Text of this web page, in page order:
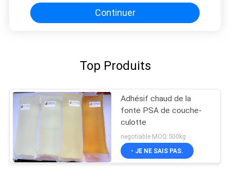
Continuer
Top Produits
Adhésif chaud de la
fonte PSA de couche-
culotte
negotiable MOQ:500kg
- JE NE SAIS PAS.